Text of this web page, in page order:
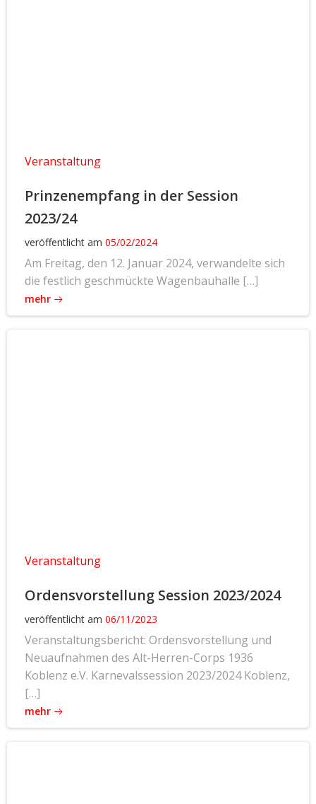
Veranstaltung
Prinzenempfang in der Session
2023/24
veröffentlicht am 05/02/2024
Am Freitag, den 12. Januar 2024, verwandelte sich
die festlich geschmückte Wagenbauhalle […]
mehr
Veranstaltung
Ordensvorstellung Session 2023/2024
veröffentlicht am 06/11/2023
Veranstaltungsbericht: Ordensvorstellung und
Neuaufnahmen des Alt-Herren-Corps 1936
Koblenz e.V. Karnevalssession 2023/2024 Koblenz,
[…]
mehr